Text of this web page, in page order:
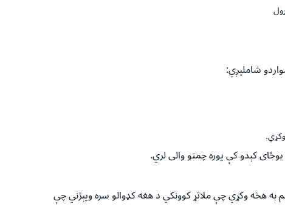
شاملېږي:
کېدو کې پوره چمتو والی لري.
به هڅه وکړي چې ملاتړ کوونکي د هغه کډوالو سره وپېژني چې